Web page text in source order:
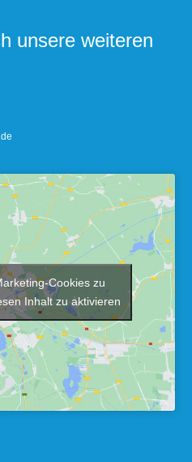
unsere weiteren
Cookies zu
Inhalt zu aktivieren